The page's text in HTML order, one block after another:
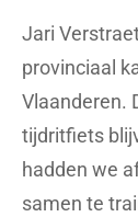
Jari
provinciaal
Vlaanderen.
tijdritfiets
hadden we
samen te